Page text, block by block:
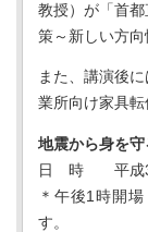
教授）が「首
策～新しい方向
また、講演後
業所向け家具転
地震から身を
日 時 平成30
＊午後1時開
す。